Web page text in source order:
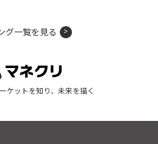
グ一覧を見る
ケットを知り、未来を描く